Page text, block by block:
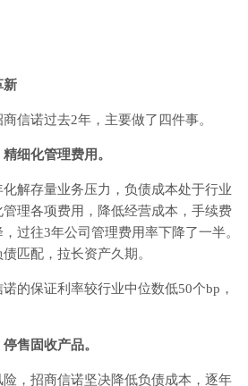
新
信诺过去2年，主要做了四件事。
细化管理费用。
解存量业务压力，负债成本处于行业
理各项费用，降低经营成本，手续费
过往3年公司管理费用率下降了一半。
匹配，拉长资产久期。
的保证利率较行业中位数低50个bp，
售固收产品。
，招商信诺坚决降低负债成本，逐年